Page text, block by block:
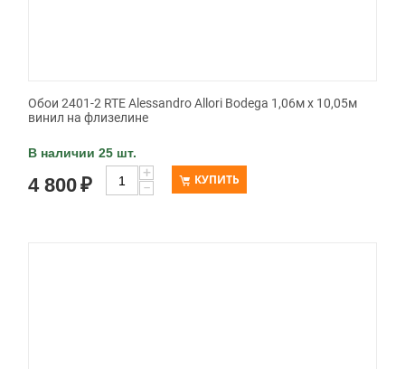
Обои 2401-2 RTE Alessandro Allori Bodega 1,06м х 10,05м
винил на флизелине
В наличии 25 шт.
4 800₽
+
−
КУПИТЬ